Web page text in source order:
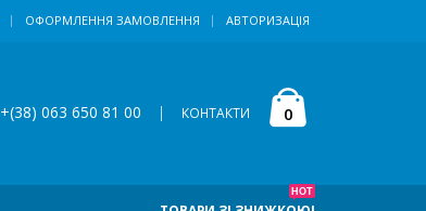
ОФОРМЛЕННЯ ЗАМОВЛЕННЯ АВТОРИЗАЦІЯ
+(38) 063 650 81 00 | КОНТАКТИ 0
HOT